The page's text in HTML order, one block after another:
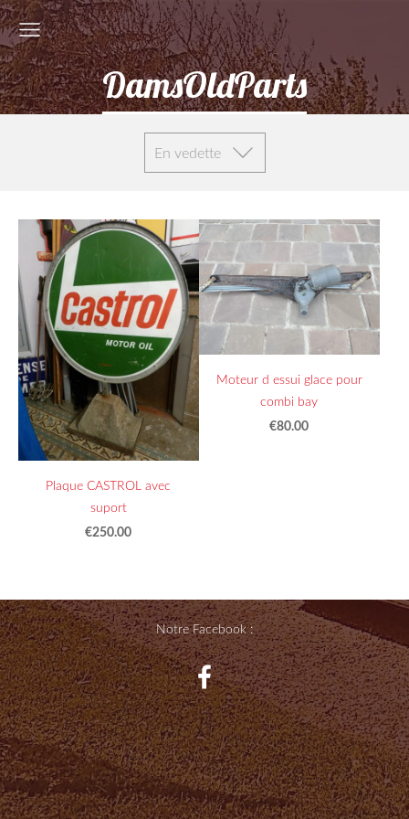
DamsOldParts
En vedette
Plaque CASTROL avec
suport
€250.00
Moteur d essui glace pour
combi bay
€80.00
Notre Facebook :